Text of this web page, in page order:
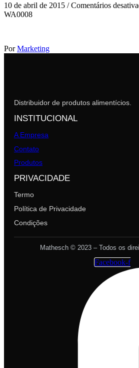
10 de abril de 2015 / Comentários
WA0008
PorMarketing
Distribuidor de produtos alimentícios.
INSTITUCIONAL
A Empresa
Contato
Produtos
PRIVACIDADE
Termo
Política de Privacidade
Condições
Mathesch © 2023 – Todos os
Facebook-f